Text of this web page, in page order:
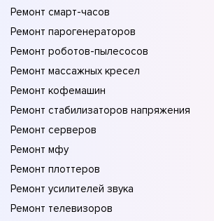
Ремонт смарт-часов
Ремонт парогенераторов
Ремонт роботов-пылесосов
Ремонт массажных кресел
Ремонт кофемашин
Ремонт стабилизаторов напряжения
Ремонт серверов
Ремонт мфу
Ремонт плоттеров
Ремонт усилителей звука
Ремонт телевизоров